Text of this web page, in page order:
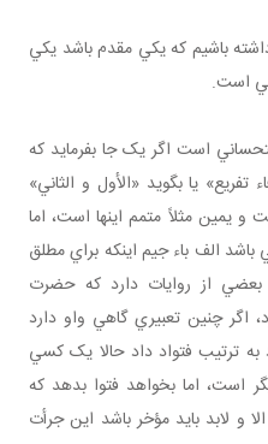
باشيم که يکي مقدم باشد يکي
است.
است اگر يک جا بفرمايد که
تفريع» يا بگويد «الأول و الثاني»
و يمين مثلاً متمم اينها است، اما
الف باء جيم اينکه براي مطلق
از روايات دارد که حضرت
اگر چنين تعبيري گاهي واو دارد
به ترتيب فتواد داد حالا يک کسي
است، اما بخواهد فتوا بدهد که
و لابد بايد مؤخر باشد اين جرأت